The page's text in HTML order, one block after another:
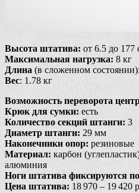
Высота штатива: от 6.5 до 177
Максимальная нагрузка: 8 кг
Длина (в сложенном
Вес: 1.78 кг
Возможность переворота
Крюк для сумки:есть
Количество секций штанги: 3
Диаметр штанги: 29 мм
Наконечники опор: резиновые
Материал: карбон
алюминия
Ноги штатива фиксируются
Цена штатива: 18 970 – 19 420